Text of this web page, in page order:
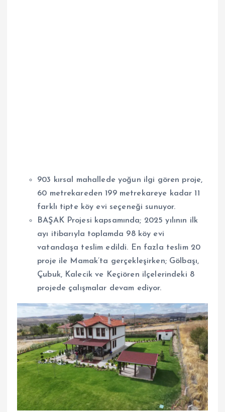
903 kırsal mahallede yoğun ilgi gören proje,
60 metrekareden 199 metrekareye kadar 11
farklı tipte köy evi seçeneği sunuyor.
BAŞAK Projesi kapsamında; 2025 yılının ilk
ayı itibarıyla toplamda 98 köy evi
vatandaşa teslim edildi. En fazla teslim 20
proje ile Mamak’ta gerçekleşirken; Gölbaşı,
Çubuk, Kalecik ve Keçiören ilçelerindeki 8
projede çalışmalar devam ediyor.